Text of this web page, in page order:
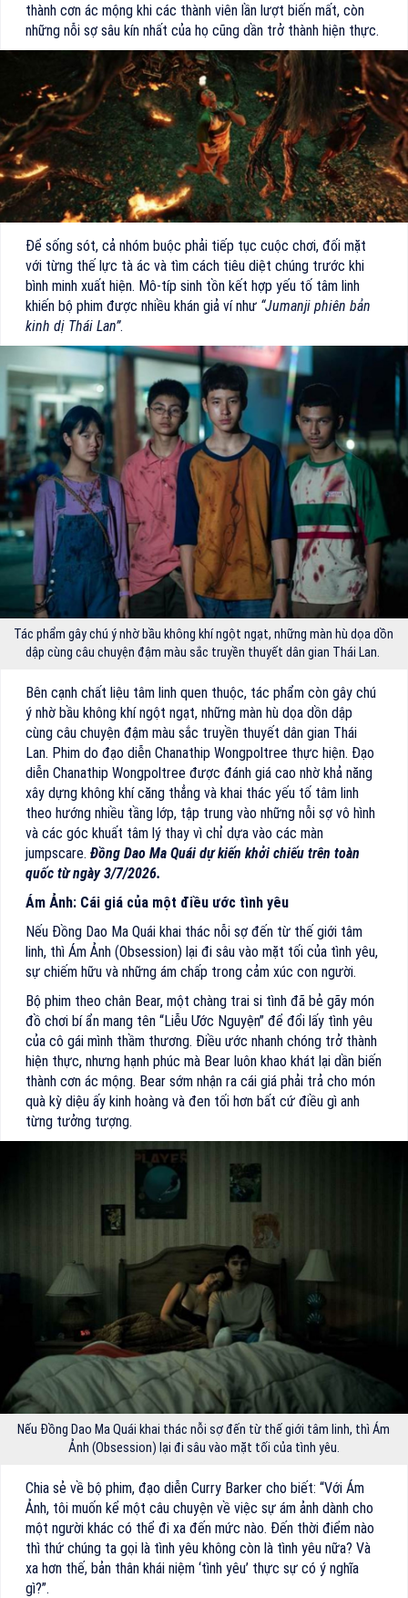
thành cơn ác mộng khi các thành viên lần lượt biến mất, còn
những nỗi sợ sâu kín nhất của họ cũng dần trở thành hiện thực.
Để sống sót, cả nhóm buộc phải tiếp tục cuộc chơi, đối mặt
với từng thế lực tà ác và tìm cách tiêu diệt chúng trước khi
bình minh xuất hiện. Mô-típ sinh tồn kết hợp yếu tố tâm linh
khiến bộ phim được nhiều khán giả ví như “Jumanji phiên bản
kinh dị Thái Lan”.
Tác phẩm gây chú ý nhờ bầu không khí ngột ngạt, những màn hù dọa dồn
dập cùng câu chuyện đậm màu sắc truyền thuyết dân gian Thái Lan.
Bên cạnh chất liệu tâm linh quen thuộc, tác phẩm còn gây chú
ý nhờ bầu không khí ngột ngạt, những màn hù dọa dồn dập
cùng câu chuyện đậm màu sắc truyền thuyết dân gian Thái
Lan. Phim do đạo diễn Chanathip Wongpoltree thực hiện. Đạo
diễn Chanathip Wongpoltree được đánh giá cao nhờ khả năng
xây dựng không khí căng thẳng và khai thác yếu tố tâm linh
theo hướng nhiều tầng lớp, tập trung vào những nỗi sợ vô hình
và các góc khuất tâm lý thay vì chỉ dựa vào các màn
jumpscare. Đồng Dao Ma Quái dự kiến khởi chiếu trên toàn
quốc từ ngày 3/7/2026.
Ám Ảnh: Cái giá của một điều ước tình yêu
Nếu Đồng Dao Ma Quái khai thác nỗi sợ đến từ thế giới tâm
linh, thì Ám Ảnh (Obsession) lại đi sâu vào mặt tối của tình yêu,
sự chiếm hữu và những ám chấp trong cảm xúc con người.
Bộ phim theo chân Bear, một chàng trai si tình đã bẻ gãy món
đồ chơi bí ẩn mang tên “Liễu Ước Nguyện” để đổi lấy tình yêu
của cô gái mình thầm thương. Điều ước nhanh chóng trở thành
hiện thực, nhưng hạnh phúc mà Bear luôn khao khát lại dần biến
thành cơn ác mộng. Bear sớm nhận ra cái giá phải trả cho món
quà kỳ diệu ấy kinh hoàng và đen tối hơn bất cứ điều gì anh
từng tưởng tượng.
Nếu Đồng Dao Ma Quái khai thác nỗi sợ đến từ thế giới tâm linh, thì Ám
Ảnh (Obsession) lại đi sâu vào mặt tối của tình yêu.
Chia sẻ về bộ phim, đạo diễn Curry Barker cho biết: “Với Ám
Ảnh, tôi muốn kể một câu chuyện về việc sự ám ảnh dành cho
một người khác có thể đi xa đến mức nào. Đến thời điểm nào
thì thứ chúng ta gọi là tình yêu không còn là tình yêu nữa? Và
xa hơn thế, bản thân khái niệm ‘tình yêu’ thực sự có ý nghĩa
gì?”.